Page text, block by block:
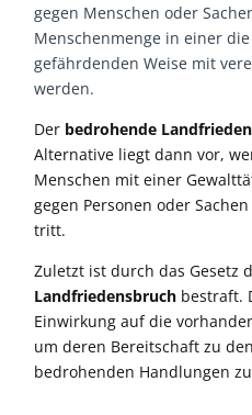
gegen Menschen oder
Menschenmenge in einer
gefährdenden Weise mit
werden.
Der bedrohende
Alternative liegtdannvor,
Menschen mit einer
gegen Personen oder
tritt.
Zuletzt ist durch das Gesetz
Landfriedensbruch bestraft.
Einwirkung auf die
um deren Bereitschaft zu
bedrohenden Handlungen